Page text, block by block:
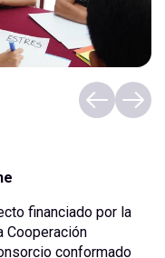
financiado por la
Cooperación
conformado